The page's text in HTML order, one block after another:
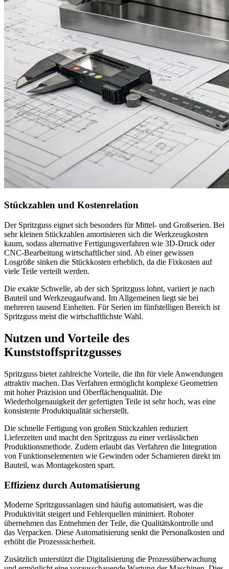
Stückzahlen und Kostenrelation
Der Spritzguss eignet sich besonders für Mittel- und Großserien. Bei
sehr kleinen Stückzahlen amortisieren sich die Werkzeugkosten
kaum, sodass alternative Fertigungsverfahren wie 3D-Druck oder
CNC-Bearbeitung wirtschaftlicher sind. Ab einer gewissen
Losgröße sinken die Stückkosten erheblich, da die Fixkosten auf
viele Teile verteilt werden.
Die exakte Schwelle, ab der sich Spritzguss lohnt, variiert je nach
Bauteil und Werkzeugaufwand. Im Allgemeinen liegt sie bei
mehreren tausend Einheiten. Für Serien im fünfstelligen Bereich ist
Spritzguss meist die wirtschaftlichste Wahl.
Nutzen und Vorteile des
Kunststoffspritzgusses
Spritzguss bietet zahlreiche Vorteile, die ihn für viele Anwendungen
attraktiv machen. Das Verfahren ermöglicht komplexe Geometrien
mit hoher Präzision und Oberflächenqualität. Die
Wiederholgenauigkeit der gefertigten Teile ist sehr hoch, was eine
konsistente Produktqualität sicherstellt.
Die schnelle Fertigung von großen Stückzahlen reduziert
Lieferzeiten und macht den Spritzguss zu einer verlässlichen
Produktionsmethode. Zudem erlaubt das Verfahren die Integration
von Funktionselementen wie Gewinden oder Scharnieren direkt im
Bauteil, was Montagekosten spart.
Effizienz durch Automatisierung
Moderne Spritzgussanlagen sind häufig automatisiert, was die
Produktivität steigert und Fehlerquellen minimiert. Roboter
übernehmen das Entnehmen der Teile, die Qualitätskontrolle und
das Verpacken. Diese Automatisierung senkt die Personalkosten und
erhöht die Prozesssicherheit.
Zusätzlich unterstützt die Digitalisierung die Prozessüberwachung